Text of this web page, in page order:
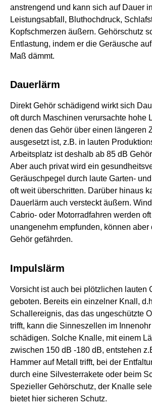
anstrengend und kann sich auf Dauer
Leistungsabfall, Bluthochdruck,
Kopfschmerzen äußern. Gehörschutz
Entlastung, indem er die Geräusche
Maß dämmt.
Dauerlärm
Direkt Gehör schädigend wirkt sich
oft durch Maschinen verursachte hohe
denen das Gehör über einen längeren
ausgesetzt ist, z.B. in lauten
Arbeitsplatz ist deshalb ab 85 dB
Aber auch privat wird ein
Geräuschpegel durch laute Garten-
oft weit überschritten. Darüber hinaus
Dauerlärm auch versteckt äußern.
Cabrio- oder Motorradfahren werden
unangenehm empfunden, können aber
Gehör gefährden.
Impulslärm
Vorsicht ist auch bei plötzlichen lauten
geboten. Bereits ein einzelner Knall,
Schallereignis, das das ungeschützte
trifft, kann die Sinneszellen im Innenohr
schädigen. Solche Knalle, mit einem
zwischen 150 dB -180 dB, entstehen
Hammer auf Metall trifft, bei der
durch eine Silvesterrakete oder beim
Spezieller Gehörschutz, der Knalle
bietet hier sicheren Schutz.